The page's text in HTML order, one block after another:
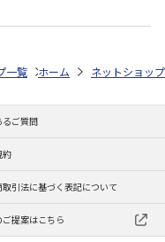
ツ選手 NPB（日本野球機構）
一覧 レッツ 26SNOOPY
ホーム ネットショップ
るご質問
約
取引法に基づく表記について
提案はこちら